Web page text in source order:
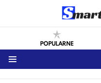
POPULARNE